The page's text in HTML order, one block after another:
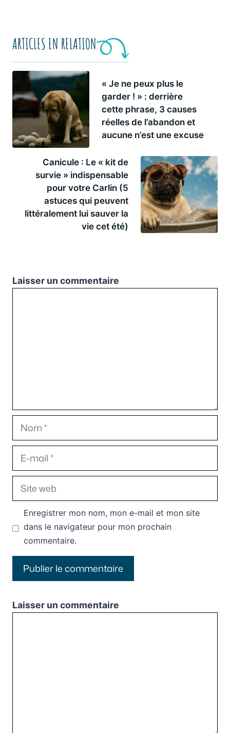
ARTICLES EN RELATION
« Je ne peux plus le
garder ! » : derrière
cette phrase, 3 causes
réelles de l’abandon et
aucune n’est une excuse
Canicule : Le « kit de
survie » indispensable
pour votre Carlin (5
astuces qui peuvent
littéralement lui sauver la
vie cet été)
Laisser un commentaire
Nom
E-
mail
Site
web
Enregistrer mon nom, mon e-mail et mon site
dans le navigateur pour mon prochain
commentaire.
Laisser un commentaire